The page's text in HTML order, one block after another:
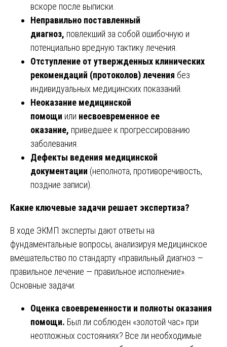
вскоре после выписки.
Неправильно поставленный
диагноз, повлекший за собой ошибочную и
потенциально вредную тактику лечения.
Отступление от утвержденных клинических
рекомендаций (протоколов) лечения без
индивидуальных медицинских показаний.
Неоказание медицинской
помощи или несвоевременное ее
оказание, приведшее к прогрессированию
заболевания.
Дефекты ведения медицинской
документации (неполнота, противоречивость,
поздние записи).
Какие ключевые задачи решает экспертиза?
В ходе ЭКМП эксперты дают ответы на
фундаментальные вопросы, анализируя медицинское
вмешательство по стандарту «правильный диагноз —
правильное лечение — правильное исполнение».
Основные задачи:
Оценка своевременности и полноты оказания
помощи. Был ли соблюден «золотой час» при
неотложных состояниях? Все ли необходимые